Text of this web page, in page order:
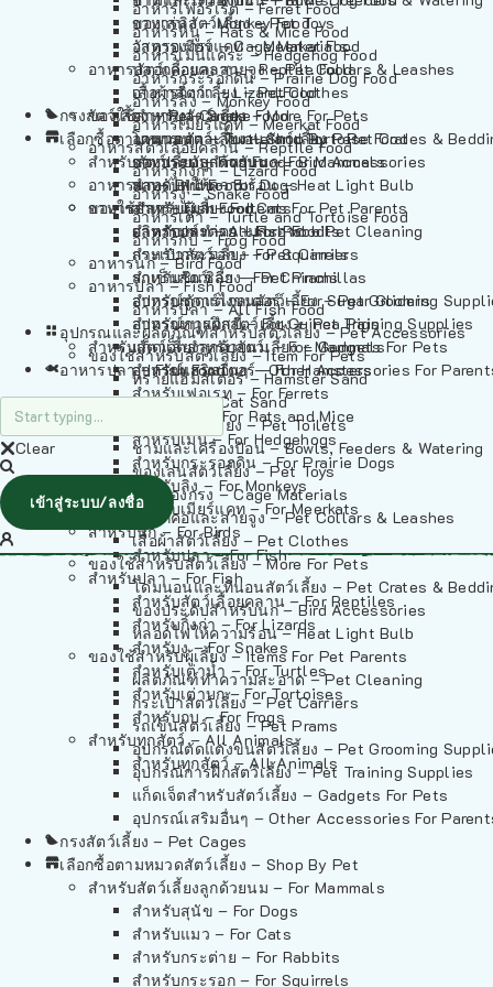
อาหารเฟอร์เร็ต – Ferret Food
อาหารหนู – Rats & Mice Food
อาหารเม่นแคระ – Hedgehog Food
อาหารกระรอกดิน – Prairie Dog Food
อาหารลิง – Monkey Food
อาหารเมียร์แคท – Meerkat Food
อาหารสัตว์เลี้อยคลาน – Reptile Food
อาหารกิ้งก่า – Lizard Food
อาหารงู – Snake Food
อาหารเต่า – Turtle and Tortoise Food
อาหารกบ – Frog Food
อาหารนก – Bird Food
อาหารปลา – Fish Food
อาหารปลา – All Fish Food
อุปกรณและผลิตภัณฑ์สำหรับสัตว์เลี้ยง – Pet Accessories
ของใช้สำหรับสัตว์เลี้ยง – Item For Pets
ทรายแฮมสเตอร์ – Hamster Sand
ทรายแมว – Cat Sand
ห้องน้ำสัตว์เลี้ยง – Pet Toilets
ชามและเครื่องป้อน – Bowls, Feeders & Watering
ของเล่นสัตว์เลี้ยง – Pet Toys
วัสดุรองกรง – Cage Materials
ปลอกคอและสายจูง – Pet Collars & Leashes
เสื้อผ้าสัตว์เลี้ยง – Pet Clothes
ของใช้สำหรับสัตว์เลี้ยง – More For Pets
โดมนอนและที่นอนสัตว์เลี้ยง – Pet Crates &
ของประดับสำหรับนก – Bird Accessories
หลอดไฟให้ความร้อน – Heat Light Bulb
ของใช้สำหรับผู้เลี้ยง – Items For Pet Parents
ผลิตภัณฑ์ทำความสะอาด – Pet Cleaning
กระเป๋าสัตว์เลี้ยง – Pet Carriers
รถเข็นสัตว์เลี้ยง – Pet Prams
อุปกรณ์ตัดแต่งขนสัตว์เลี้ยง – Pet Grooming
อุปกรณ์การฝึกสัตว์เลี้ยง – Pet Training Supplies
แก็ดเจ็ตสำหรับสัตว์เลี้ยง – Gadgets For Pets
อุปกรณ์เสริมอื่นๆ – Other Accessories For
กรงสัตว์เลี้ยง – Pet Cages
เลือกซื้อตามหมวดสัตว์เลี้ยง – Shop By Pet
สำหรับสัตว์เลี้ยงลูกด้วยนม – For Mammals
สำหรับสุนัข – For Dogs
สำหรับแมว – For Cats
สำหรับกระต่าย – For Rabbits
สำหรับกระรอก – For Squirrels
อาหารลิง – Monkey Food
อาหารเมียร์แคท – Meerkat Food
อาหารสัตว์เลี้อยคลาน – Reptile Food
อาหารกิ้งก่า – Lizard Food
อาหารงู – Snake Food
อาหารเต่า – Turtle and Tortoise Food
อาหารกบ – Frog Food
อาหารนก – Bird Food
อาหารปลา – Fish Food
อาหารปลา – All Fish Food
ของเล่นสัตว์เลี้ยง – Pet Toys
วัสดุรองกรง – Cage Materials
ปลอกคอและสายจูง – Pet Collars & Leashes
เสื้อผ้าสัตว์เลี้ยง – Pet Clothes
ของใช้สำหรับสัตว์เลี้ยง – More For Pets
โดมนอนและที่นอนสัตว์เลี้ยง – Pet Crates &
ของประดับสำหรับนก – Bird Accessories
หลอดไฟให้ความร้อน – Heat Light Bulb
ของใช้สำหรับผู้เลี้ยง – Items For Pet Parents
ผลิตภัณฑ์ทำความสะอาด – Pet Cleaning
กระเป๋าสัตว์เลี้ยง – Pet Carriers
รถเข็นสัตว์เลี้ยง – Pet Prams
อุปกรณ์ตัดแต่งขนสัตว์เลี้ยง – Pet Grooming
อุปกรณ์การฝึกสัตว์เลี้ยง – Pet Training Supplies
แก็ดเจ็ตสำหรับสัตว์เลี้ยง – Gadgets For Pets
อุปกรณ์เสริมอื่นๆ – Other Accessories For
กรงสัตว์เลี้ยง – Pet Cages
เลือกซื้อตามหมวดสัตว์เลี้ยง – Shop By Pet
สำหรับสัตว์เลี้ยงลูกด้วยนม – For Mammals
สำหรับสุนัข – For Dogs
สำหรับแมว – For Cats
สำหรับกระต่าย – For Rabbits
สำหรับกระรอก – For Squirrels
สำหรับชินชิล่า – For Chinchillas
สำหรับชูการ์ไกลเดอร์ – For Sugar Gliders
สำหรับหนูแกสบี้ – For Guinea Pigs
สำหรับสัตว์เลี้ยงลูกด้วยนม – For Mammals
สำหรับแฮมสเตอร์ – For Hamsters
สำหรับเฟอเรท – For Ferrets
สำหรับหนู – For Rats and Mice
สำหรับเม่น – For Hedgehogs
สำหรับกระรอกดิน – For Prairie Dogs
สำหรับลิง – For Monkeys
สำหรับเมียร์แคท – For Meerkats
สำหรับนก – For Birds
สำหรับปลา – For Fish
สำหรับปลา – For Fish
สำหรับสัตว์เลื้อยคลาน – For Reptiles
สำหรับกิ้งก่า – For Lizards
สำหรับงู – For Snakes
สำหรับเต่าน้ำ – For Turtles
สำหรับเต่าบก – For Tortoises
สำหรับกบ – For Frogs
สำหรับทุกสัตว์ – All Animals
สำหรับทุกสัตว์ – All Animals
อาหารปลา – Fish Food
Clear
เข้าสู่ระบบ/ลงชื่อ